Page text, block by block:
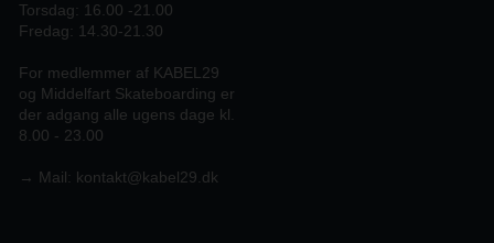
Torsdag: 16.00 -21.00
Fredag: 14.30-21.30
For medlemmer af KABEL29
og Middelfart Skateboarding er
der adgang alle ugens dage kl.
8.00 - 23.00
→ Mail: kontakt@kabel29.dk